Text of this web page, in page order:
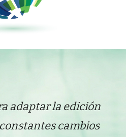
adaptar la edición
cambios